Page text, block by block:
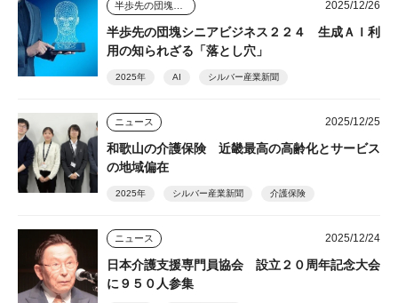
2025/12/26
半歩先の団塊シニアビジネス２２４ 生成ＡＩ利
用の知られざる「落とし穴」
2025年 AI シルバー産業新聞
ニュース 2025/12/25
和歌山の介護保険 近畿最高の高齢化とサービス
の地域偏在
2025年 シルバー産業新聞 介護保険
ニュース 2025/12/24
日本介護支援専門員協会 設立２０周年記念大会
に９５０人参集